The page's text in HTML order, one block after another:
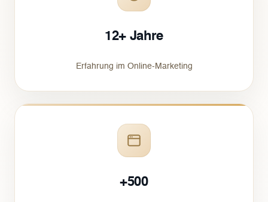
12+ Jahre
Erfahrung im Online-Marketing
+500